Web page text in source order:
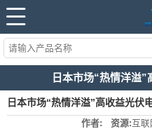
日本市场“热情洋溢
日本市场“热情洋溢”高收益光伏
作者: 资源:互联